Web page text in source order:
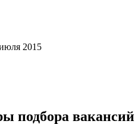
2015
подбора вакансий